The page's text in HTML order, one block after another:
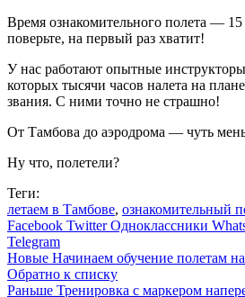
Время ознакомительного полета —
поверьте, на первый раз хватит!
У нас работают опытные
которых тысячи часов налета на
звания. С ними точно не страшно!
От Тамбова до аэродрома — чуть
Ну что, полетели?
Теги:
летаем в Тамбове, ознакомительный
Facebook Twitter Одноклассники
Telegram
Новые Начинаем обучение полетам
Обратно к списку
Раньше Тренировка с маркером